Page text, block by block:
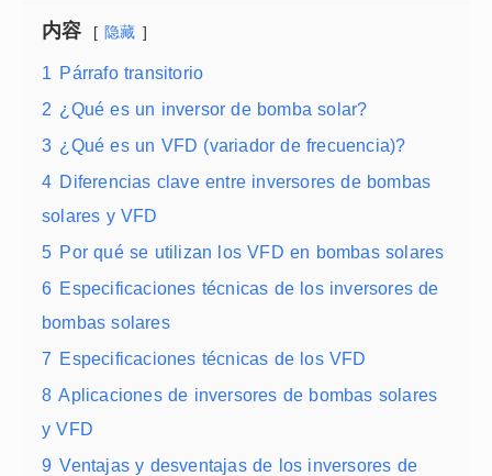
内容 隐藏
1 Párrafo transitorio
2 ¿Qué es un inversor de bomba solar?
3 ¿Qué es un VFD (variador de frecuencia)?
4 Diferencias clave entre inversores de bombas
solares y VFD
5 Por qué se utilizan los VFD en bombas solares
6 Especificaciones técnicas de los inversores de
bombas solares
7 Especificaciones técnicas de los VFD
8 Aplicaciones de inversores de bombas solares
y VFD
9 Ventajas y desventajas de los inversores de